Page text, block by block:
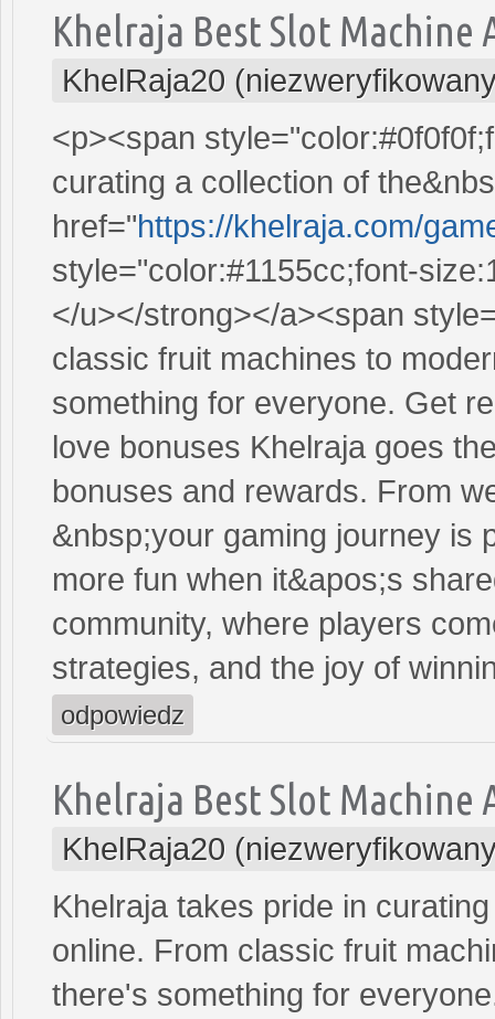
Khelraja Best Slot Machine
KhelRaja20
<p><span
curating a collection of
href="https://khelraja.com/
style="color:#1155cc;font-
</u></strong></a><span
classic fruit machines to
something for everyone. Get
love bonuses Khelraja goes
bonuses and rewards. From
&nbsp;your gaming journey is
more fun when it&apos;s
community, where players
strategies, and the joy of
odpowiedz
Khelraja Best Slot Machine
KhelRaja20
Khelraja takes pride in
online. From classic fruit
there's something for